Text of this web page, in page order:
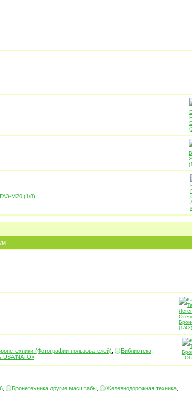
М20 (1/8)
(Фотографии пользователей) Библиотека
NATO»
Бронетехника другие масштабы Железнодорожная техника